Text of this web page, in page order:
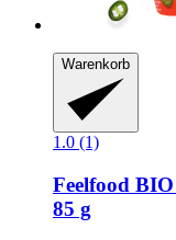
Warenkorb
1.0 (1)
Feelfood
85 g